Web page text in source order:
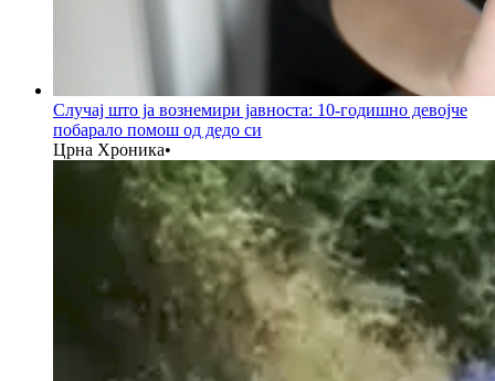
Случај што ја вознемири јавноста: 10-годишно девојче
побарало помош од дедо си
Црна Хроника•